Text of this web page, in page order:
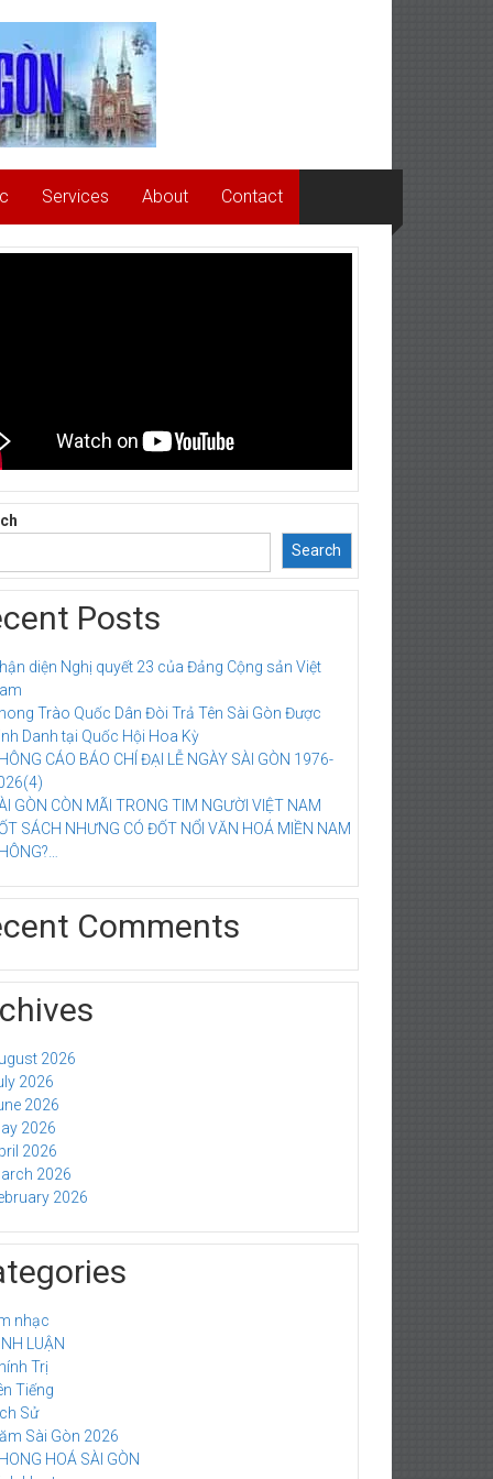
Services About Contact
Search
Posts
diện Nghị quyết 23 của Đảng Cộng sản Việt
Trào Quốc Dân Đòi Trả Tên Sài Gòn Được
Danh tại Quốc Hội Hoa Kỳ
CÁO BÁO CHÍ ĐẠI LỄ NGÀY SÀI GÒN 1976-
GÒN CÒN MÃI TRONG TIM NGƯỜI VIỆT NAM
SÁCH NHƯNG CÓ ĐỐT NỔI VĂN HOÁ MIỀN NAM
Comments
2026
2026
2026
2026
2026
2026
2026
nhạc
LUẬN
Trị
Tiếng
Sử
Sài Gòn 2026
HOÁ SÀI GÒN